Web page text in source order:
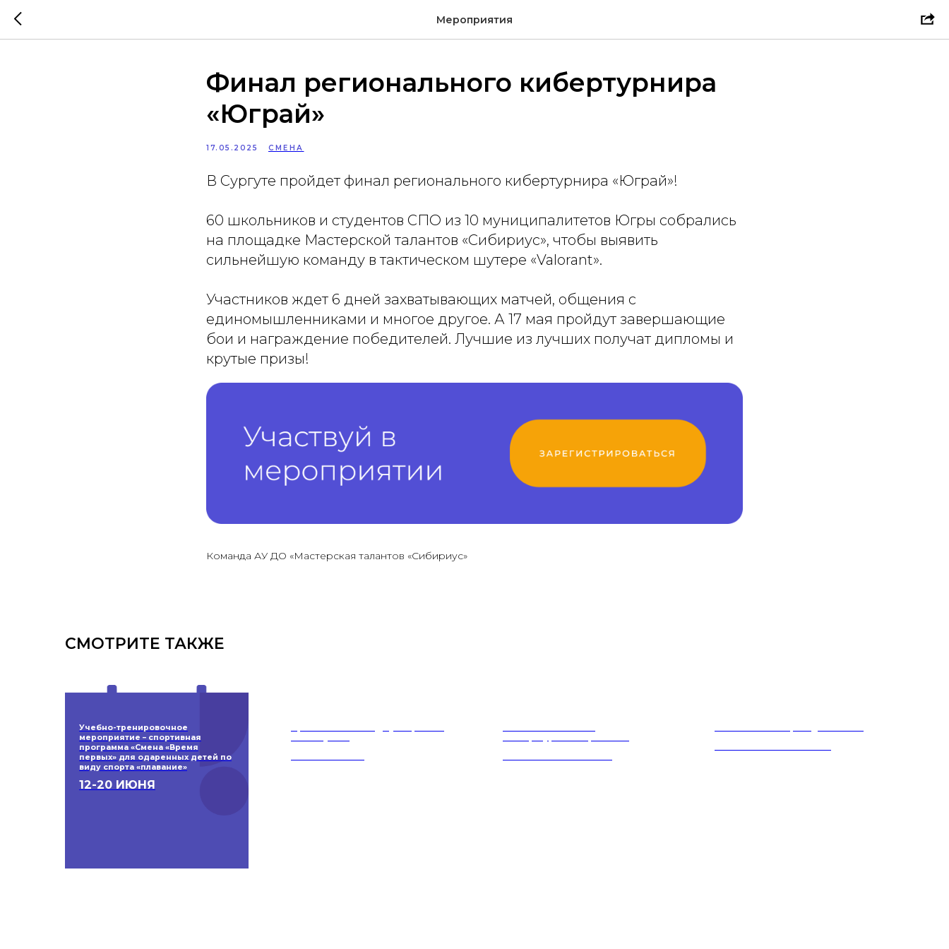
Мероприятия
Финал регионального кибертурнира
«Юграй»
17.05.2025 СМЕНА
В Сургуте пройдет финал регионального кибертурнира «Юграй»!
60 школьников и студентов СПО из 10 муниципалитетов Югры собрались
на площадке Мастерской талантов «Сибириус», чтобы выявить
сильнейшую команду в тактическом шутере «Valorant».
Участников ждет 6 дней захватывающих матчей, общения с
единомышленниками и многое другое. А 17 мая пройдут завершающие
бои и награждение победителей. Лучшие из лучших получат дипломы и
крутые призы!
Команда АУ ДО «Мастерская талантов «Сибириус»
СМОТРИТЕ ТАКЖЕ
Учебно-тренировочное
мероприятие – спортивная
программа «Смена «Время
первых» для одаренных детей по
виду спорта «плавание»
12-20 ИЮНЯ